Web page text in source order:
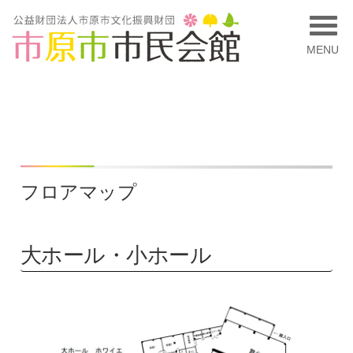
MENU
フロアマップ
大ホール・小ホール